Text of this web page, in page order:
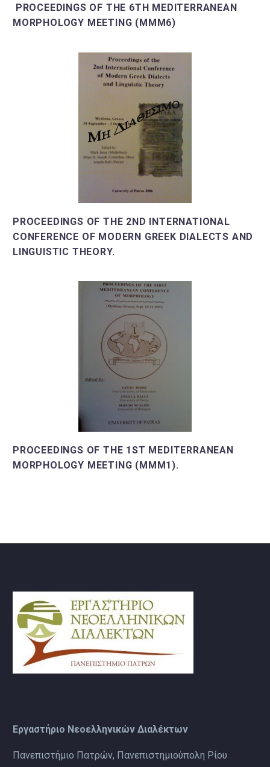
PROCEEDINGS OF THE 6TH MEDITERRANEAN
MORPHOLOGY MEETING (MMM6)
PROCEEDINGS OF THE 2ND INTERNATIONAL
CONFERENCE OF MODERN GREEK DIALECTS AND
LINGUISTIC THEORY.
PROCEEDINGS OF THE 1ST MEDITERRANEAN
MORPHOLOGY MEETING (MMM1).
Εργαστήριο Νεοελληνικών Διαλέκτων
Πανεπιστήμιο Πατρών, Πανεπιστημιούπολη Ρίου